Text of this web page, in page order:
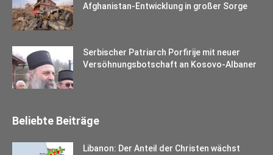
Afghanistan-Entwicklung in großer Sorge
Serbischer Patriarch Porfirije mit neuer
Versöhnungsbotschaft an Kosovo-Albaner
Beliebte Beiträge
Libanon: Der Anteil der Christen wächst